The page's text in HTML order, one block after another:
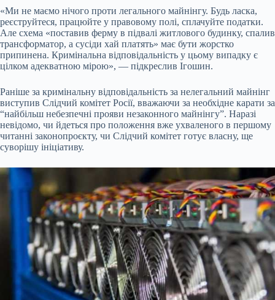
«Ми не маємо нічого проти легального майнінгу. Будь ласка,
реєструйтеся, працюйте у правовому полі, сплачуйте податки.
Але схема «поставив ферму в підвалі житлового будинку, спалив
трансформатор, а сусіди хай платять» має бути жорстко
припинена. Кримінальна відповідальність у цьому випадку є
цілком адекватною мірою», — підкреслив Ігошин.
Раніше за кримінальну відповідальність за нелегальний майнінг
виступив Слідчий комітет Росії, вважаючи за необхідне карати за
“найбільш небезпечні прояви незаконного майнінгу”. Наразі
невідомо, чи йдеться про положення вже ухваленого в першому
читанні законопроєкту, чи Слідчий комітет готує власну, ще
суворішу ініціативу.